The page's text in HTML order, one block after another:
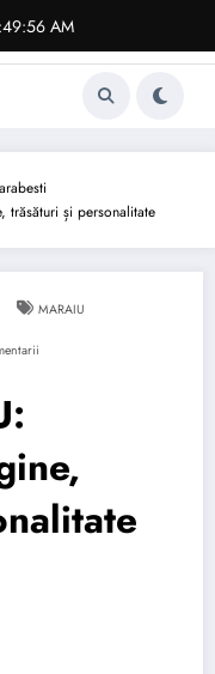
AM
trăsături și personalitate
MARAIU